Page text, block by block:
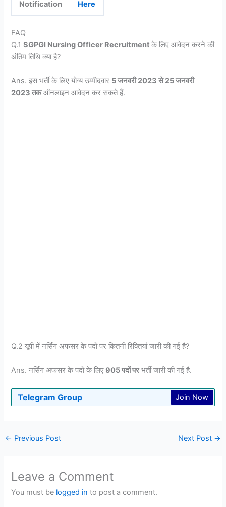
Notification Here
FAQ
Q.1SGPGI Nursing Officer Recruitmentके लिए आवेदन करने की
अंतिम तिथि क्या है?
Ans. इस भर्ती के लिए योग्य उम्मीदवार 5 जनवरी 2023 से 25 जनवरी
2023 तकऑनलाइन आवेदन कर सकते हैं.
Q.2 यूपी में नर्सिग अफसर के पदों पर कितनी रिक्तियां जारी की गई है?
Ans. नर्सिग अफसर के पदों के लिए 905 पदों परभर्ती जारी की गई है.
Telegram Group Join Now
← Previous Post Next Post →
Leave a Comment
You must be logged in to post a comment.